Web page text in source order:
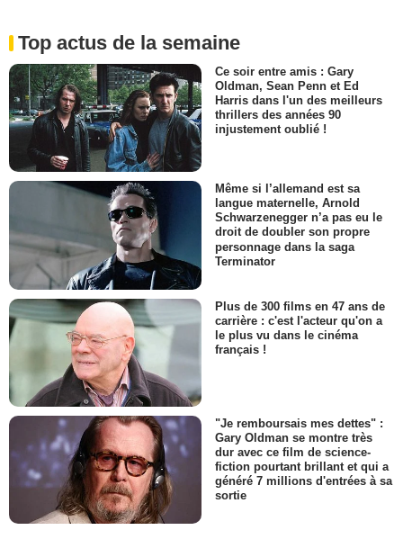
Top actus de la semaine
Ce soir entre amis : Gary
Oldman, Sean Penn et Ed
Harris dans l'un des meilleurs
thrillers des années 90
injustement oublié !
Même si l’allemand est sa
langue maternelle, Arnold
Schwarzenegger n’a pas eu le
droit de doubler son propre
personnage dans la saga
Terminator
Plus de 300 films en 47 ans de
carrière : c'est l'acteur qu'on a
le plus vu dans le cinéma
français !
"Je remboursais mes dettes" :
Gary Oldman se montre très
dur avec ce film de science-
fiction pourtant brillant et qui a
généré 7 millions d'entrées à sa
sortie